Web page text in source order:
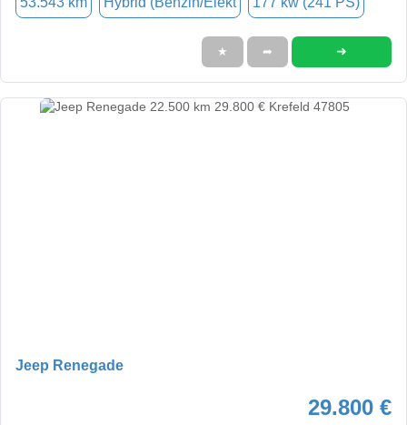
★ ➦ ➜
Jeep Renegade
29.800 €